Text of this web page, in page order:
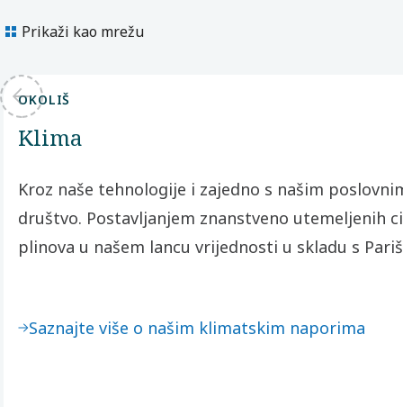
Prikaži kao mrežu
OKOLIŠ
Klima
Kroz naše tehnologije i zajedno s našim
društvo. Postavljanjem znanstveno utemeljenih
plinova u našem lancu vrijednosti u skladu s
Saznajte više o našim klimatskim naporima